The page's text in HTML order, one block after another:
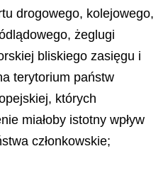
drogowego, kolejowego,
żeglugi
bliskiego zasięgu i
terytorium państw
których
miałoby istotny wpływ
członkowskie;